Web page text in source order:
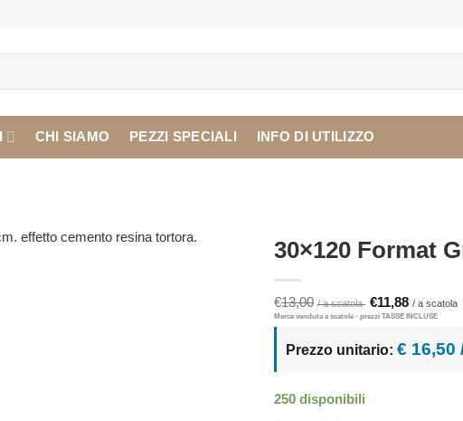
CHI SIAMO PEZZI SPECIALI INFO DI UTILIZZO
30×120 Format
€13,00
Il
prezzo
era:
€13,00.
€11,88
Il
Prezzo unitario: € 16,50
250 disponibili